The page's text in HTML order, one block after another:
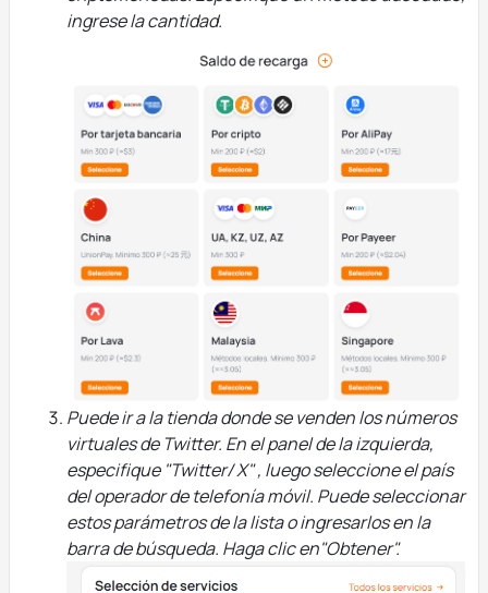
ingrese la cantidad.
Puede ir a la tienda donde se venden los números
virtuales de Twitter. En el panel de la izquierda,
especifique "Twitter/ X" , luego seleccione el país
del operador de telefonía móvil. Puede seleccionar
estos parámetros de la lista o ingresarlos en la
barra de búsqueda. Haga clic en"Obtener".